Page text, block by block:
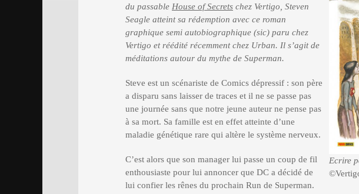
Ecrire
du passable House of Secrets chez Vertigo, Steven
Seagle atteint sa rédemption avec ce roman
graphique semi autobiographique (sic) paru chez
Vertigo et réédité récemment chez Urban. Il s’agit de
méditations autour du mythe de Superman.
Steve est un scénariste de Comics dépressif : son père
a disparu sans laisser de traces et il ne se passe pas
une journée sans que notre jeune auteur ne pense pas
à sa mort. Sa famille est en effet atteinte d’une
maladie génétique rare qui altère le système nerveux.
C’est alors que son manager lui passe un coup de fil
enthousiaste pour lui annoncer que DC a décidé de
lui confier les rênes du prochain Run de Superman.